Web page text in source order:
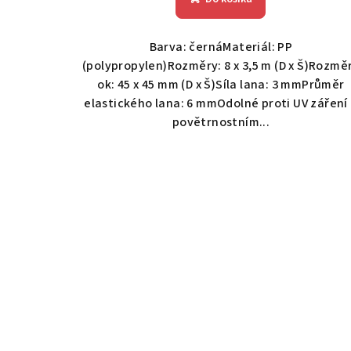
Barva: černáMateriál: PP
(polypropylen)Rozměry: 8 x 3,5 m (D x
ok: 45 x 45 mm (D x Š)Síla lana: 3 mmPrůměr
elastického lana: 6 mmOdolné proti UV záření
povětrnostním...